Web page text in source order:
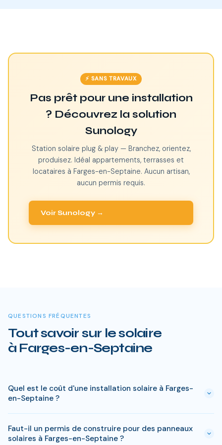
⚡ SANS TRAVAUX
Pas prêt pour une installation
? Découvrez la solution
Sunology
Station solaire plug & play — Branchez, orientez,
produisez. Idéal appartements, terrasses et
locataires à Farges-en-Septaine. Aucun artisan,
aucun permis requis.
Voir Sunology →
QUESTIONS FRÉQUENTES
Tout savoir sur le solaire
à Farges-en-Septaine
Quel est le coût d'une installation solaire à Farges-
en-Septaine ?
à 9 kWc). Après les aides disponibles en Cher
(MaPrimeRénov', prime autoconsommation, TVA réduite), le
Faut-il un permis de construire pour des panneaux
solaires à Farges-en-Septaine ?